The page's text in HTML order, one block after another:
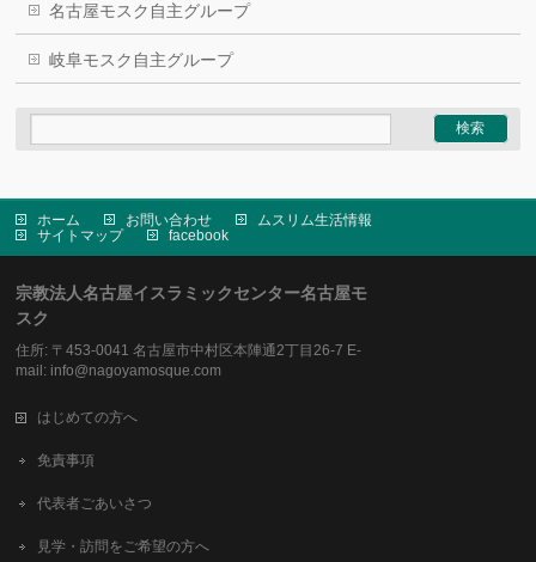
名古屋モスク自主グループ
岐阜モスク自主グループ
ホーム お問い合わせ
ムスリム生活情報
サイトマップ
facebook
宗教法人名古屋イスラミックセンター名古屋モ
スク
住所: 〒453-0041 名古屋市中村区本陣通2丁目26-7 E-
mail: info@nagoyamosque.com
はじめての方へ
免責事項
代表者ごあいさつ
見学・訪問をご希望の方へ